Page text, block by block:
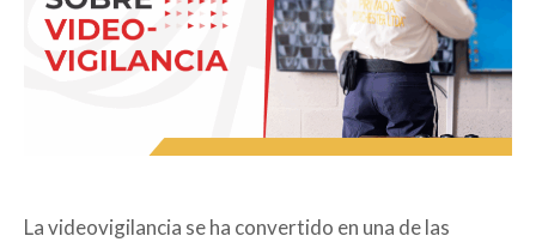
La videovigilancia se ha convertido en una de las